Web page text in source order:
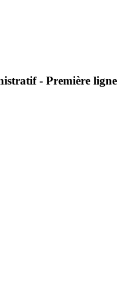
- Première ligne